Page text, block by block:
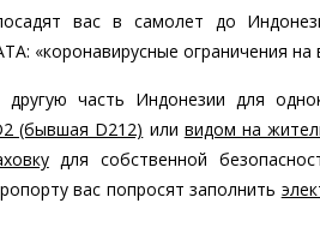
вас в самолет до
«коронавирусные ограничения
часть Индонезии для
(бывшая D212) или видом на
для собственной
вас попросят заполнить